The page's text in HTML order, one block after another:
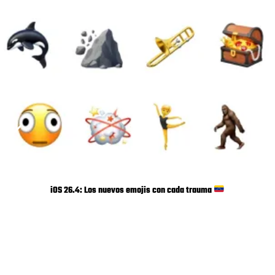
iOS 26.4: Los nuevos emojis con cada trauma